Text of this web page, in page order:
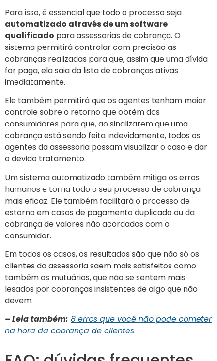
Para isso, é essencial que todo o processo seja
automatizado através de um software
qualificado para assessorias de cobrança. O
sistema permitirá controlar com precisão as
cobranças realizadas para que, assim que uma dívida
for paga, ela saia da lista de cobranças ativas
imediatamente.
Ele também permitirá que os agentes tenham maior
controle sobre o retorno que obtém dos
consumidores para que, ao sinalizarem que uma
cobrança está sendo feita indevidamente, todos os
agentes da assessoria possam visualizar o caso e dar
o devido tratamento.
Um sistema automatizado também mitiga os erros
humanos e torna todo o seu processo de cobrança
mais eficaz. Ele também facilitará o processo de
estorno em casos de pagamento duplicado ou da
cobrança de valores não acordados com o
consumidor.
Em todos os casos, os resultados são que não só os
clientes da assessoria saem mais satisfeitos como
também os mutuários, que não se sentem mais
lesados por cobranças insistentes de algo que não
devem.
– Leia também: 8 erros que você não pode cometer
na hora da cobrança de clientes